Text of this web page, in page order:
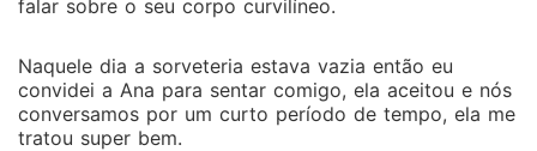
falar sobre o seu corpo curvilíneo.
Naquele dia a sorveteria estava vazia então eu
convidei a Ana para sentar comigo, ela aceitou e nós
conversamos por um curto período de tempo, ela me
tratou super bem.